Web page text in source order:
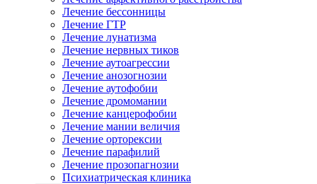
Лечение бессонницы
Лечение ГТР
Лечение лунатизма
Лечение нервных тиков
Лечение аутоагрессии
Лечение анозогнозии
Лечение аутофобии
Лечение дромомании
Лечение канцерофобии
Лечение мании величия
Лечение орторексии
Лечение парафилий
Лечение прозопагнозии
Психиатрическая клиника